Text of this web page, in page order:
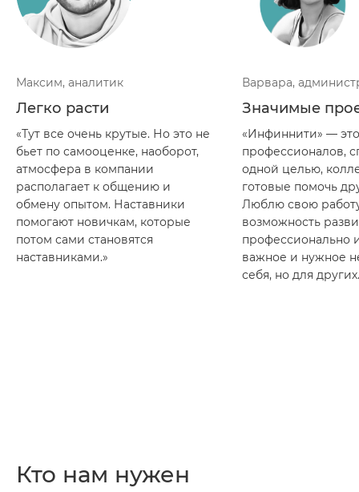
Максим, аналитик
Легко расти
«Тут все очень крутые. Но это не
бьет по самооценке, наоборот,
атмосфера в компании
располагает к общению и
обмену опытом. Наставники
помогают новичкам, которые
потом сами становятся
наставниками.»
Варвара,
Значимые
«Инфиннити» —
профессионалов,
одной целью,
готовые помочь
Люблю свою
возможность
профессионально
важное и нужное
себя, но для других.
Кто нам нужен